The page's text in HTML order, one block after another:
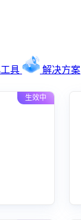
具 解决方案
生效中